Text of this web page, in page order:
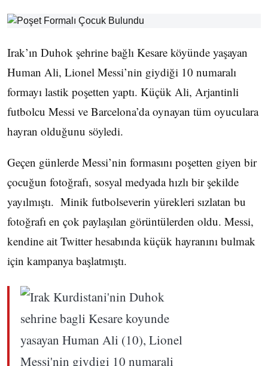
Irak’ın Duhok şehrine bağlı Kesare köyünde yaşayan
Human Ali, Lionel Messi’nin giydiği 10 numaralı
formayı lastik poşetten yaptı. Küçük Ali, Arjantinli
futbolcu Messi ve Barcelona’da oynayan tüm oyuculara
hayran olduğunu söyledi.
Geçen günlerde Messi’nin formasını poşetten giyen bir
çocuğun fotoğrafı, sosyal medyada hızlı bir şekilde
yayılmıştı. Minik futbolseverin yürekleri sızlatan bu
fotoğrafı en çok paylaşılan görüntülerden oldu. Messi,
kendine ait Twitter hesabında küçük hayranını bulmak
için kampanya başlatmıştı.